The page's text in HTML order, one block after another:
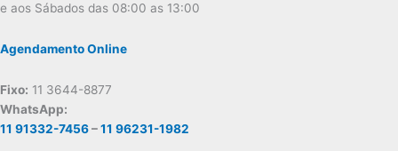
e aos Sábados das 08:00 as 13:00
Agendamento Online
Fixo: 11 3644-8877
WhatsApp:
11 91332-7456–11 96231-1982